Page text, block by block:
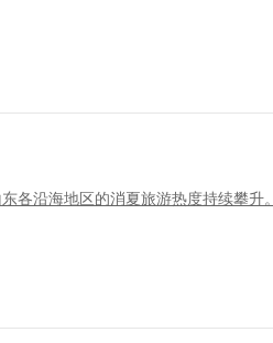
各沿海地区的消夏旅游热度持续攀升。